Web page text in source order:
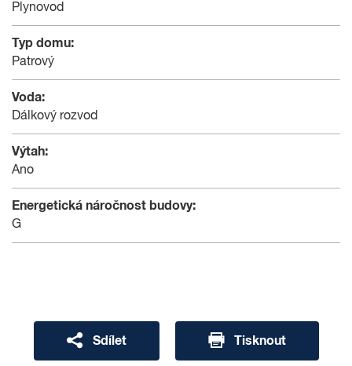
Plynovod
Typ domu:
Patrový
Voda:
Dálkový rozvod
Výtah:
Ano
Energetická náročnost budovy:
G
Sdílet Tisknout